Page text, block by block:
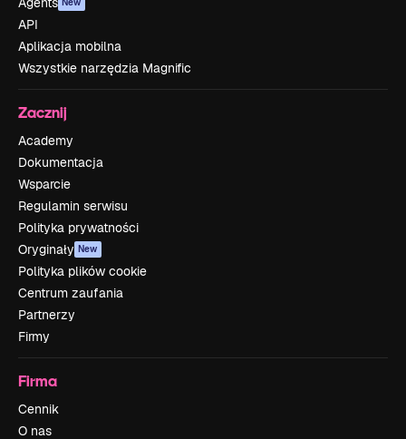
API
Aplikacja mobilna
Wszystkie narzędzia Magnific
Zacznij
Academy
Dokumentacja
Wsparcie
Regulamin serwisu
Polityka prywatności
Oryginały New
Polityka plików cookie
Centrum zaufania
Partnerzy
Firmy
Firma
Cennik
O nas